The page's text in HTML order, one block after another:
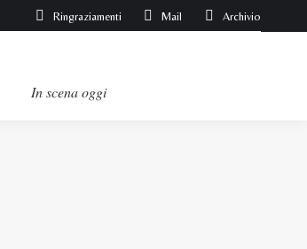
Ringraziamenti Mail Archivio
In scena oggi